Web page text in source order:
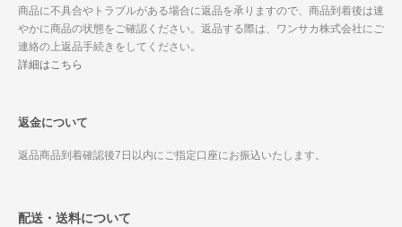
商品に不具合やトラブルがある場合に返品を承りますので、商品到着後は速
やかに商品の状態をご確認ください。返品する際は、ワンサカ株式会社にご
連絡の上返品手続きをしてください。
詳細はこちら
返金について
返品商品到着確認後7日以内にご指定口座にお振込いたします。
配送・送料について